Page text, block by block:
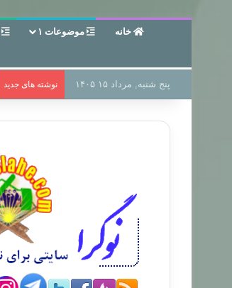
خانه موضوعات ۱
پنج شنبه, مرداد ۱۵ ۱۴۰۵ نوشته های جدید